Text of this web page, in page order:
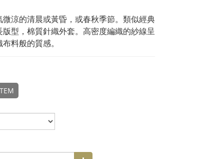
微涼的清晨或黃昏，或春秋季節。類似經典
型，棉質針織外套。高密度編織的紗線呈
料般的質感。